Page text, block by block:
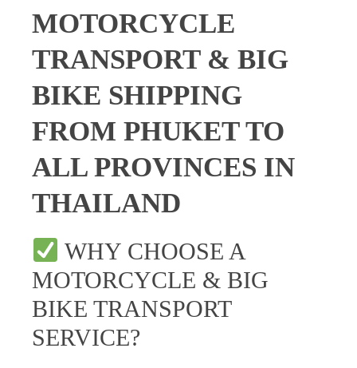
MOTORCYCLE
TRANSPORT & BIG
BIKE SHIPPING
FROM PHUKET TO
ALL PROVINCES IN
THAILAND
WHY CHOOSE A
MOTORCYCLE & BIG
BIKE TRANSPORT
SERVICE?